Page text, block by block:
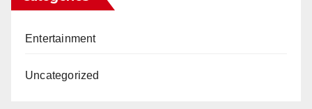
Entertainment
Uncategorized